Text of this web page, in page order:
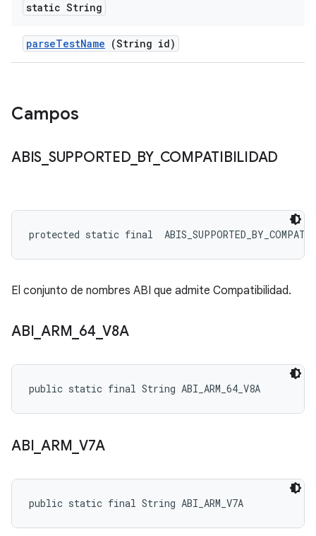
static String
parseTestName (String id)
Campos
ABIS SUPPORTED_ BY_ COMPATIBILIDAD
protected static final
El conjunto de nombres ABI que admite Compatibilidad.
ABI ARM 64 _V8A
public static final String ABI_ARM_64_V8A
ABI ARM V7A
public static final String ABI_ARM_V7A